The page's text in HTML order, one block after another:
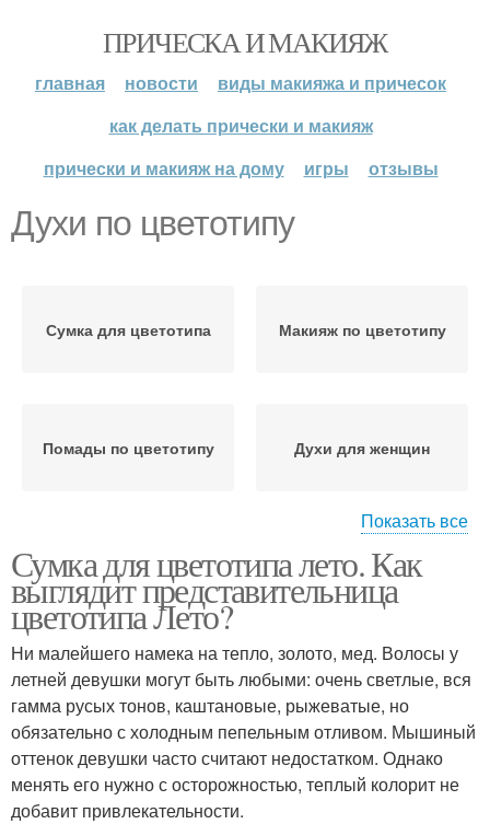
ПРИЧЕСКА И МАКИЯЖ
главная новости
виды макияжа и причесок
как делать прически и макияж
прически и макияж на дому
игры отзывы
Духи по цветотипу
Сумка для цветотипа Макияж по цветотипу
Помады по цветотипу Духи для женщин
Осенний цветотип Помада для цветотипа
Показать все
Сумка для цветотипа лето. Как
выглядит представительница
цветотипа Лето?
Ни малейшего намека на тепло, золото, мед. Волосы у
летней девушки могут быть любыми: очень светлые, вся
гамма русых тонов, каштановые, рыжеватые, но
обязательно с холодным пепельным отливом. Мышиный
оттенок девушки часто считают недостатком. Однако
менять его нужно с осторожностью, теплый колорит не
добавит привлекательности.